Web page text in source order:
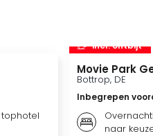
incl. ontbijt
Movie Park
Bottrop, DE
Inbegrepen
naar